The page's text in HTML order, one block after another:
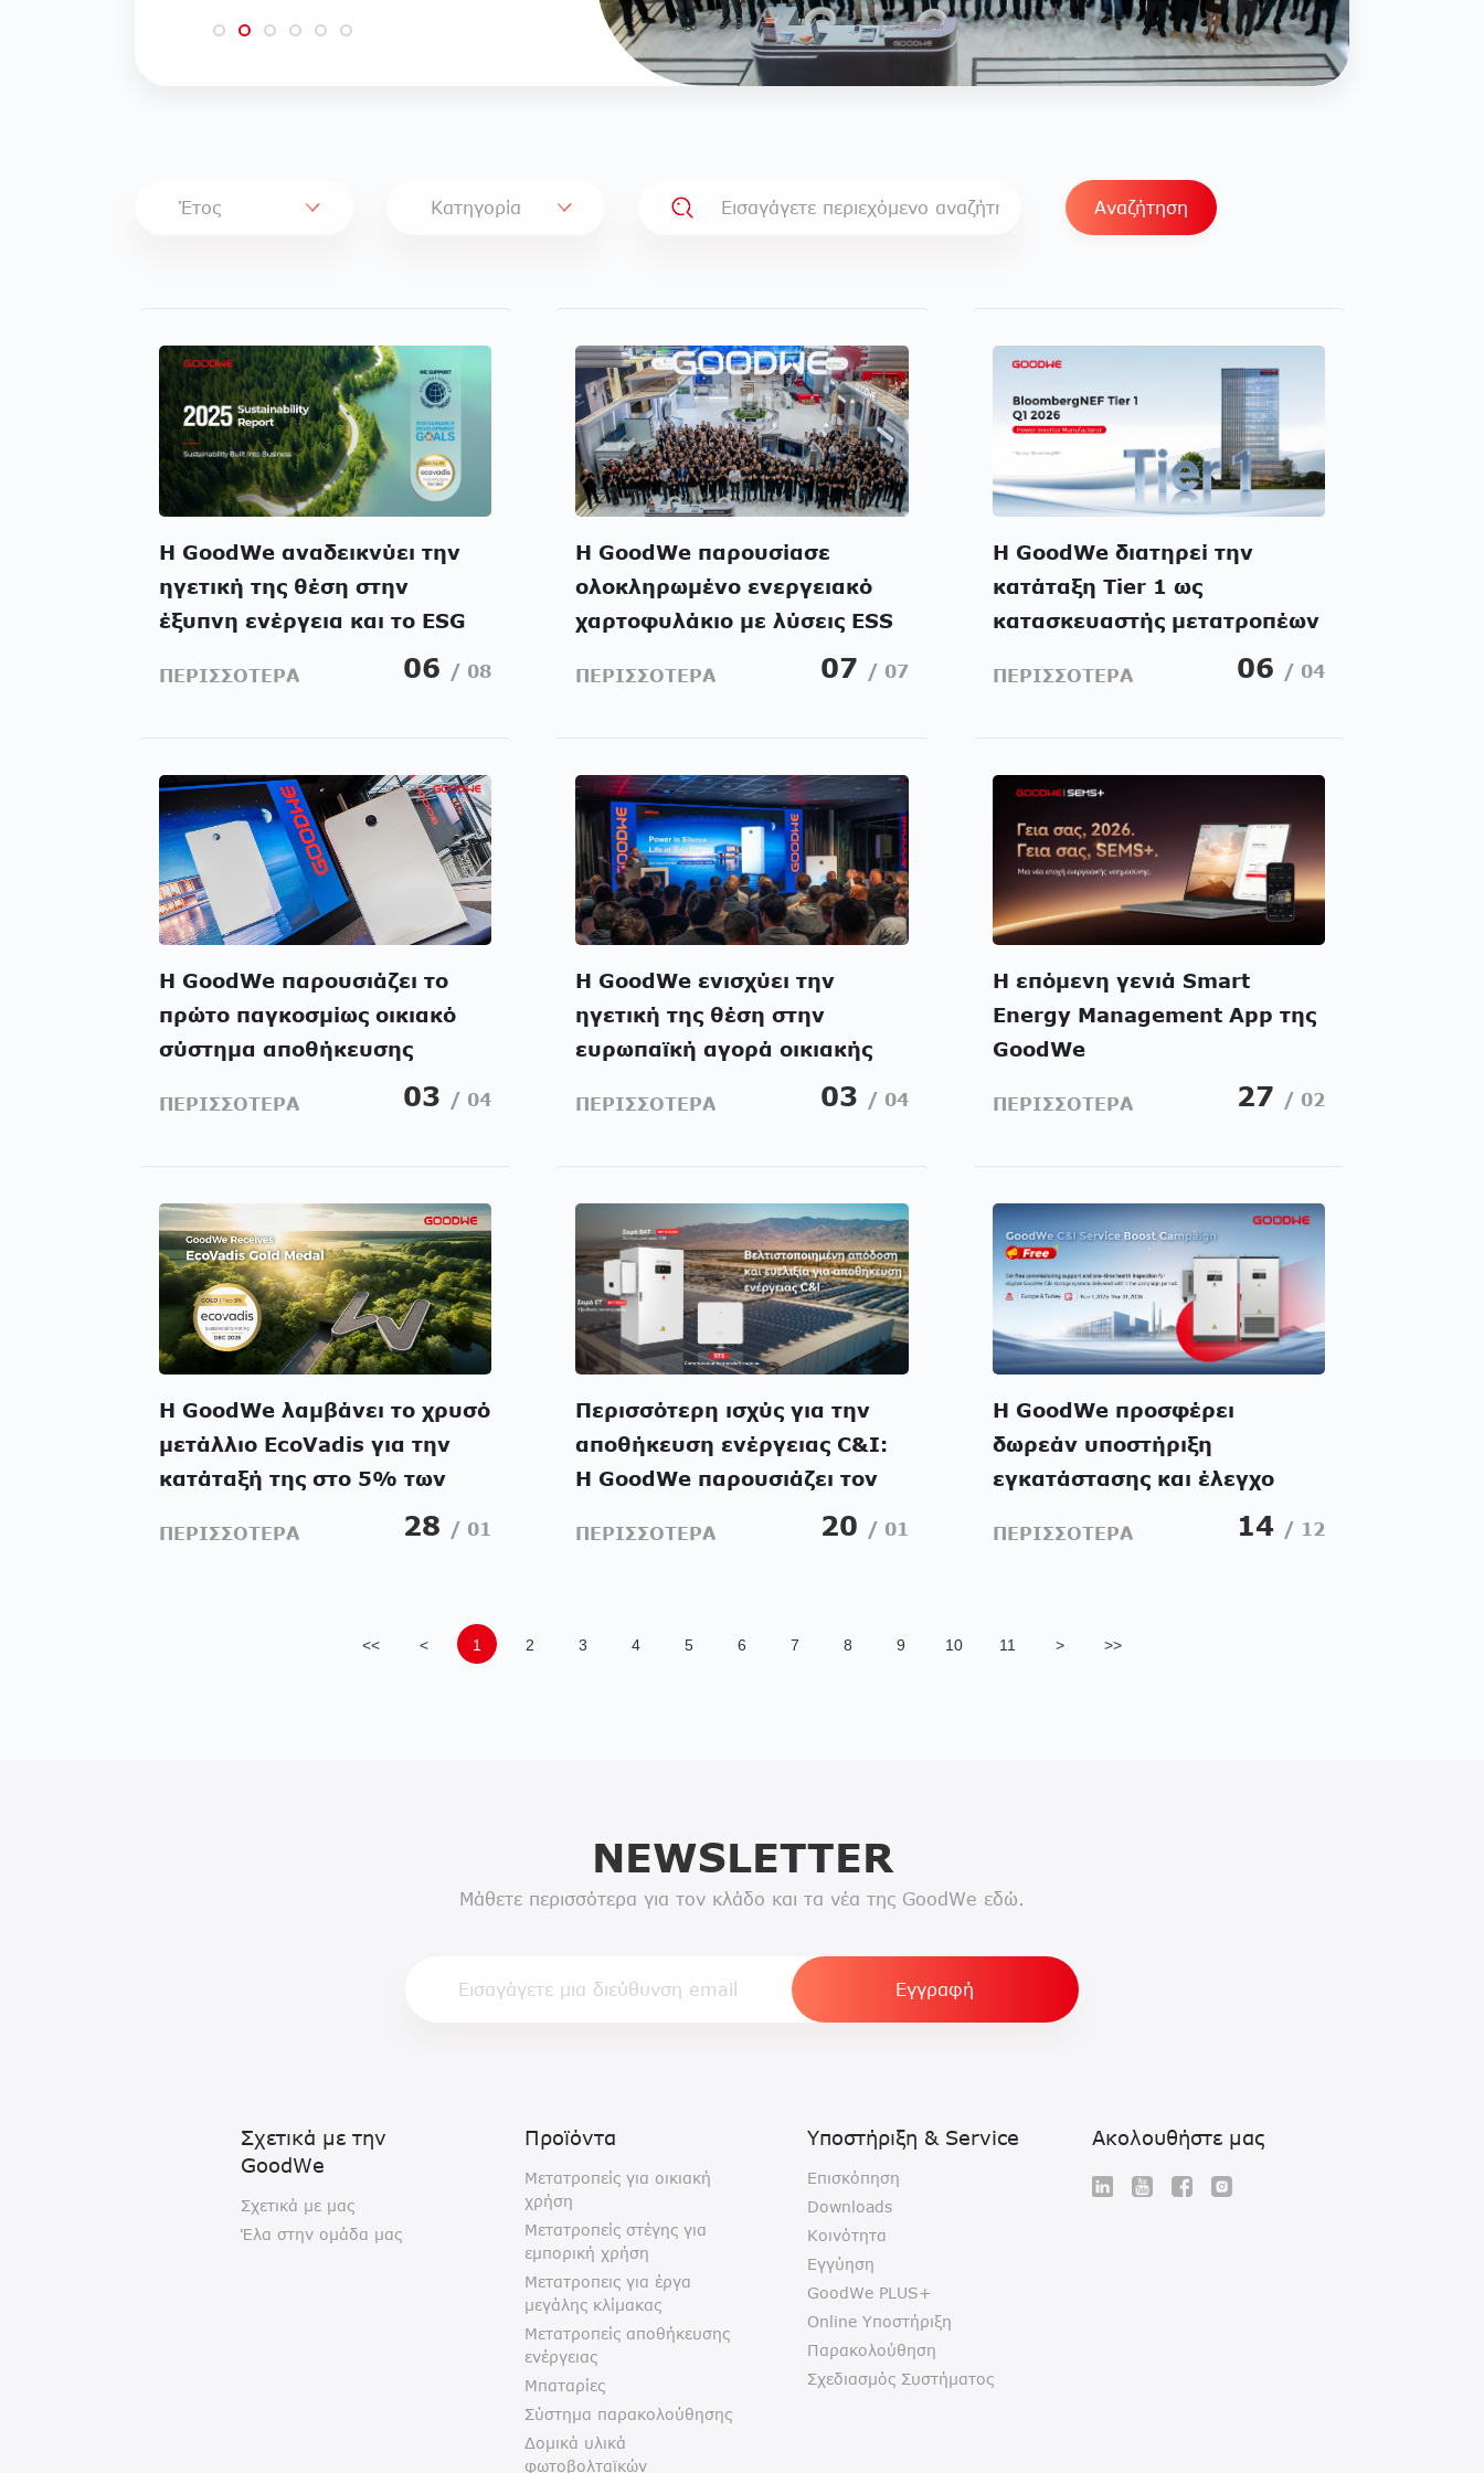
Αναζήτηση
Η GoodWe αναδεικνύει την
ηγετική της θέση στην
έξυπνη ενέργεια και το ESG
Βιωσιμότητας 2025
ΠΕΡΙΣΣΟΤΕΡΑ 06 / 08
Η GoodWe παρουσίασε
ολοκληρωμένο ενεργειακό
χαρτοφυλάκιο με λύσεις ESS
από Micro-Storage έως
Utility-Scale στην Intersolar
ΠΕΡΙΣΣΟΤΕΡΑ 07 / 07
Η GoodWe διατηρεί την
κατάταξη Tier 1 ως
κατασκευαστής μετατροπέων
από τη BloombergNEF για το
Α' τρίμηνο του 2026
ΠΕΡΙΣΣΟΤΕΡΑ 06 / 04
Η GoodWe παρουσιάζει το
πρώτο παγκοσμίως οικιακό
σύστημα αποθήκευσης
ενέργειας All-in-One με
πιστοποίηση χαμηλού
ΠΕΡΙΣΣΟΤΕΡΑ 03 / 04
Η GoodWe ενισχύει την
ηγετική της θέση στην
ευρωπαϊκή αγορά οικιακής
αποθήκευσης ενέργειας με
την παρουσίαση στο
λύσης χαμηλού θορύβου
ΠΕΡΙΣΣΟΤΕΡΑ 03 / 04
Η επόμενη γενιά Smart
Energy Management App της
GoodWe
ΠΕΡΙΣΣΟΤΕΡΑ 27 / 02
Η GoodWe λαμβάνει το χρυσό
μετάλλιο EcoVadis για την
κατάταξή της στο 5% των
κορυφαίων εταιρειών σε
θέματα βιωσιμότητας
ΠΕΡΙΣΣΟΤΕΡΑ 28 / 01
Περισσότερη ισχύς για την
αποθήκευση ενέργειας C&I:
Η GoodWe παρουσιάζει τον
υβριδικό μετατροπέα 100kW
ΠΕΡΙΣΣΟΤΕΡΑ 20 / 01
Η GoodWe προσφέρει
δωρεάν υποστήριξη
εγκατάστασης και έλεγχο
καλής λειτουργίας για έργα
αποθήκευσης C&I
ΠΕΡΙΣΣΟΤΕΡΑ 14 / 12
<< < 1 2 3 4 5 6 7 8 9 10 11 > >>
NEWSLETTER
Μάθετε περισσότερα για τον κλάδο και τα νέα της GoodWe εδώ.
Σχετικά με την
GoodWe
Σχετικά με μας
Έλα στην ομάδα μας
Προϊόντα
Μετατροπείς για οικιακή
χρήση
Μετατροπείς στέγης για
εμπορική χρήση
Μετατροπεις για έργα
μεγάλης κλίμακας
Μετατροπείς αποθήκευσης
ενέργειας
Μπαταρίες
Σύστημα παρακολούθησης
Δομικά υλικά
φωτοβολταϊκών
Υποστήριξη & Service
Επισκόπηση
Downloads
Κοινότητα
Εγγύηση
GoodWe PLUS+
Online Υποστήριξη
Παρακολούθηση
Σχεδιασμός Συστήματος
Ακολουθήστε μας